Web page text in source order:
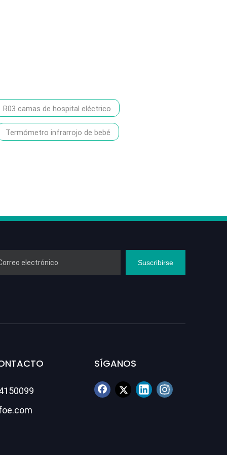
R03 camas de hospital eléctrico
Termómetro infrarrojo de bebé
Suscribirse
SÍGANOS